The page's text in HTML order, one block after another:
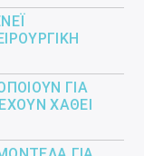
ΓΙΑ
ΧΑΘΕΊ